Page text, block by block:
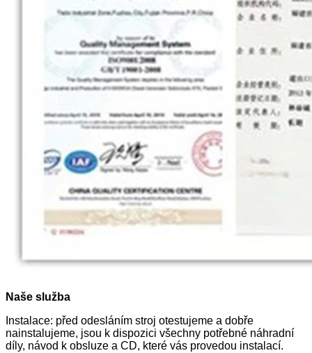
Naše služba
Instalace: před odesláním stroj otestujeme a dobře
nainstalujeme, jsou k dispozici všechny potřebné náhradní
díly, návod k obsluze a CD, které vás provedou instalací.